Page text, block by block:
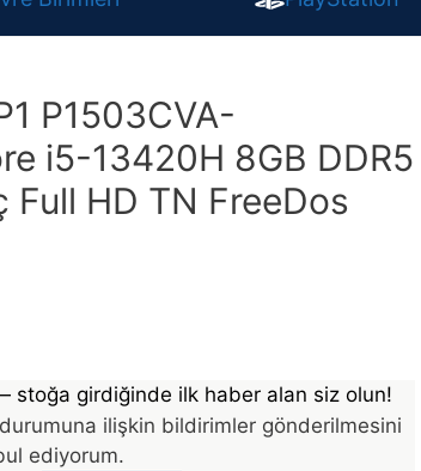
P1503CVA-
i5-13420H 8GB DDR5
Full HD TN FreeDos
stoğa girdiğinde ilk haber alan siz olun!
ilişkin bildirimler gönderilmesini
ediyorum.